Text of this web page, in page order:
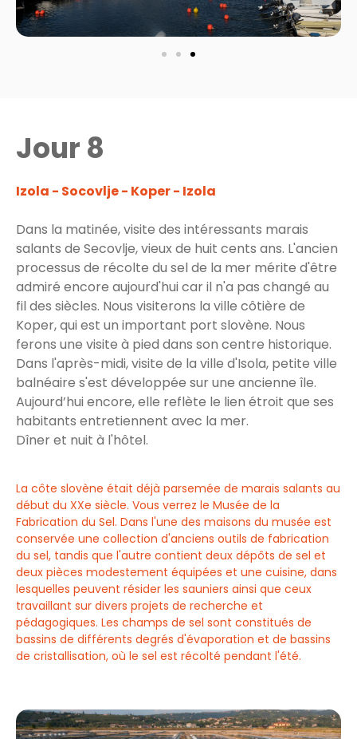
Jour 8
Izola - Socovlje - Koper - Izola
Dans la matinée, visite des intéressants marais
salants de Secovlje, vieux de huit cents ans. L'ancien
processus de récolte du sel de la mer mérite d'être
admiré encore aujourd'hui car il n'a pas changé au
fil des siècles. Nous visiterons la ville côtière de
Koper, qui est un important port slovène. Nous
ferons une visite à pied dans son centre historique.
Dans l'après-midi, visite de la ville d'Isola, petite ville
balnéaire s'est développée sur une ancienne île.
Aujourd’hui encore, elle reflète le lien étroit que ses
habitants entretiennent avec la mer.
Dîner et nuit à l'hôtel.
La côte slovène était déjà parsemée de marais salants au
début du XXe siècle. Vous verrez le Musée de la
Fabrication du Sel. Dans l'une des maisons du musée est
conservée une collection d'anciens outils de fabrication
du sel, tandis que l'autre contient deux dépôts de sel et
deux pièces modestement équipées et une cuisine, dans
lesquelles peuvent résider les sauniers ainsi que ceux
travaillant sur divers projets de recherche et
pédagogiques. Les champs de sel sont constitués de
bassins de différents degrés d'évaporation et de bassins
de cristallisation, où le sel est récolté pendant l'été.